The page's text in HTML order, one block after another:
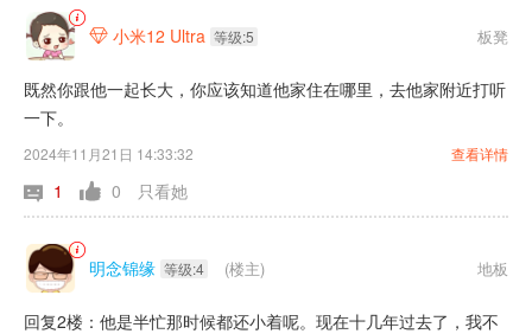
 小米12 Ultra 等级:5 板凳
既然你跟他一起长大，你应该知道他家住在哪里，去他家附近打听
一下。
2024年11月21日 14:33:32 查看详情
1 0 只看她
明念锦缘 等级:4 (楼主) 地板
回复2楼：他是半忙那时候都还小着呢。现在十几年过去了，我不